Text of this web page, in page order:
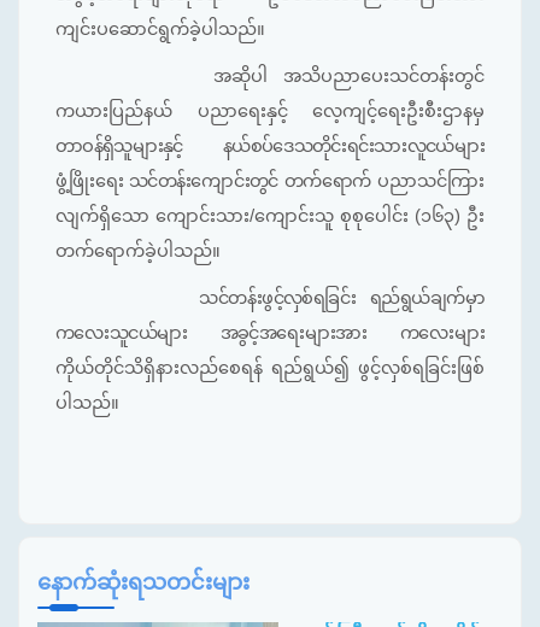
ကျင်းပဆောင်ရွက်ခဲ့ပါသည်။
အဆိုပါ အသိပညာပေးသင်တန်းတွင်
ကယားပြည်နယ် ပညာရေးနှင့် လေ့ကျင့်ရေးဦးစီးဌာနမှ
တာဝန်ရှိသူများနှင့် နယ်စပ်ဒေသတိုင်းရင်းသားလူငယ်များ
ဖွံ့ဖြိုးရေး သင်တန်းကျောင်းတွင် တက်‌ရောက်ပညာသင်ကြား
လျက်ရှိသော ကျောင်းသား/ကျောင်းသူ စုစုပေါင်း (၁၆၃) ဦး
တက်ရောက်ခဲ့ပါသည်။
သင်တန်းဖွင့်လှစ်ရခြင်း ရည်ရွယ်ချက်မှာ
ကလေးသူငယ်များ အခွင့်အရေးများအား ကလေးများ
ကိုယ်တိုင်သိရှိနားလည်စေရန် ရည်ရွယ်၍ ဖွင့်လှစ်ရခြင်းဖြစ်
ပါသည်။
နောက်ဆုံးရသတင်းများ